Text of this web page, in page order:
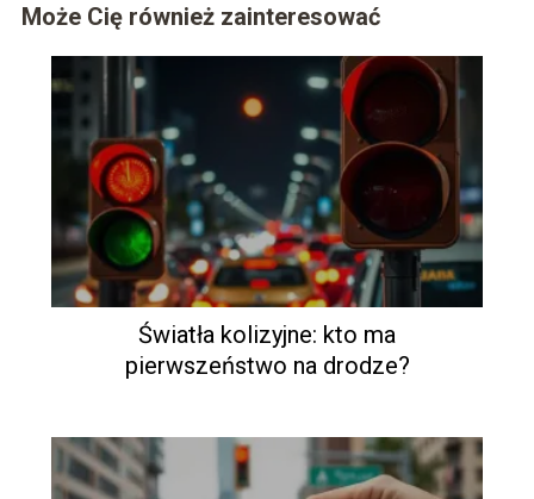
Może Cię również zainteresować
Światła kolizyjne: kto ma
pierwszeństwo na drodze?